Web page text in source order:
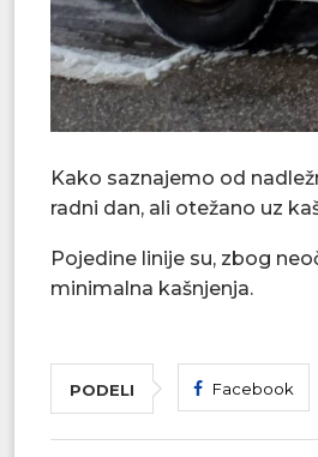
Kako saznajemo od
radni dan, ali otežano uz
Pojedine linije su, zbog
minimalna kašnjenja.
PODELI Facebook